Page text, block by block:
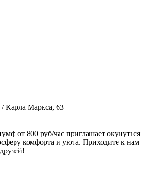
/ Карла Маркса, 63
от 800 руб/час приглашает окунуться
комфорта и уюта. Приходите к нам